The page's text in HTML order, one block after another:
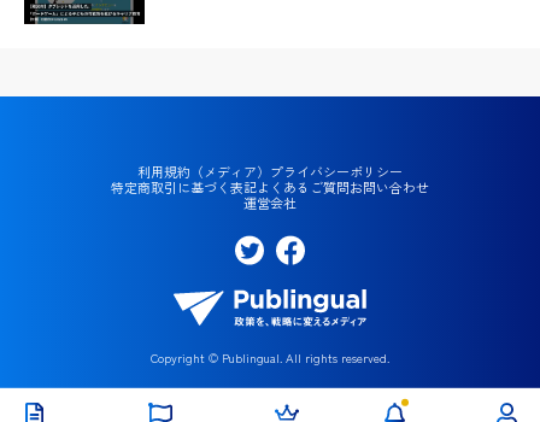
利用規約（メディア） プライバシーポリシー
特定商取引に基づく表記よくあるご質問お問い合わせ
運営会社
tte
r
eb
oo
官
民
共
創
Copyright © Publingual. All rights reserved.
アカウント設定